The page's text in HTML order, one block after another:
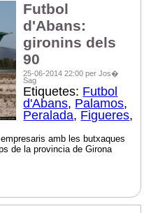
Futbol
d'Abans:
gironins dels
90
25-06-2014 22:00 per Jos�
Sag
Etiquetes: Futbol
d'Abans, Palamos,
Peralada, Figueres,
amb les butxaques
de la provincia de Girona